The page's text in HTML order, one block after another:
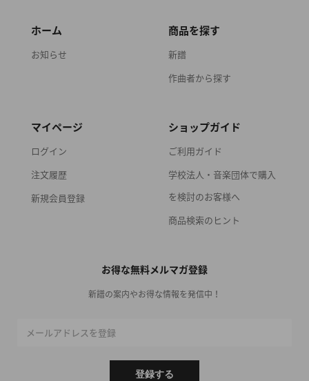
ホーム
お知らせ
商品を探す
新譜
作曲者から探す
マイページ
ログイン
注文履歴
新規会員登録
ショップガイド
ご利用ガイド
学校法人・音楽団体で購入
を検討のお客様へ
商品検索のヒント
お得な無料メルマガ登録
新譜の案内やお得な情報を発信中！
メールアドレスを登録
登録する